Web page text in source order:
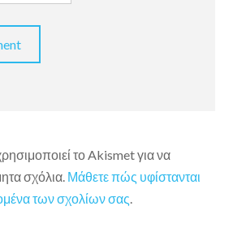
το Akismet για να
σχόλια. Μάθετε πώς υφίστανται
των σχολίων σας.